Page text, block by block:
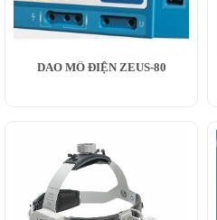
DAO MỔ ĐIỆN ZEUS-80